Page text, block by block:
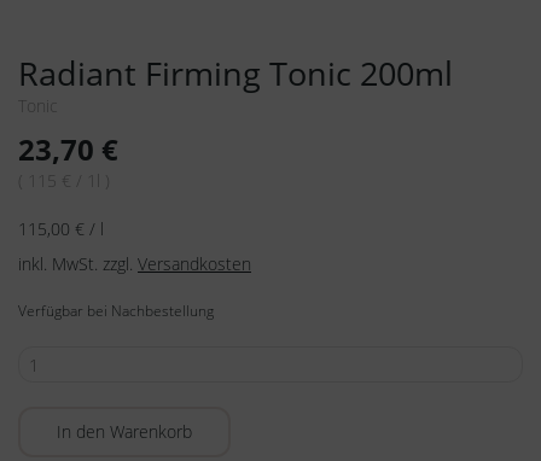
Radiant Firming Tonic 200ml
Tonic
23,70 €
115,00 € / l
inkl. MwSt. zzgl. Versandkosten
Verfügbar bei Nachbestellung
Radiant
200ml
In den Warenkorb